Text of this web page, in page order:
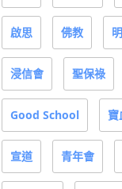
啟思 佛教
浸信會 聖保祿
Good School 寶
宣道 青年會